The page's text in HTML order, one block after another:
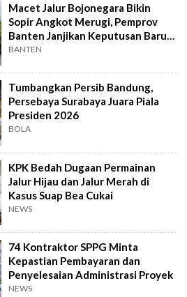
Macet Jalur Bojonegara Bikin
Sopir Angkot Merugi, Pemprov
Banten Janjikan Keputusan Baru 4
Hari Lagi
BANTEN
Tumbangkan Persib Bandung,
Persebaya Surabaya Juara Piala
Presiden 2026
BOLA
KPK Bedah Dugaan Permainan
Jalur Hijau dan Jalur Merah di
Kasus Suap Bea Cukai
NEWS
74 Kontraktor SPPG Minta
Kepastian Pembayaran dan
Penyelesaian Administrasi Proyek
NEWS